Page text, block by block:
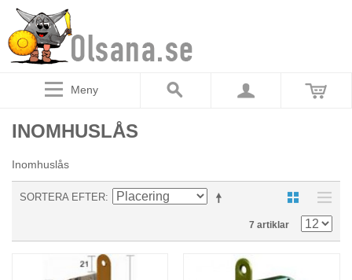
Meny
INOMHUSLÅS
Inomhuslås
SORTERA EFTER
7 artiklar